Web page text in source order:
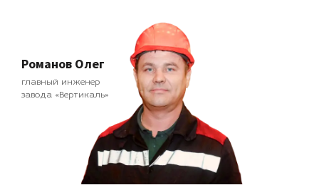
Романов Олег
главный инженер
завода «Вертикаль»